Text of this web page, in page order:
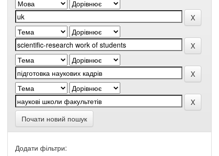
Почати новий пошук
Додати фільтри: